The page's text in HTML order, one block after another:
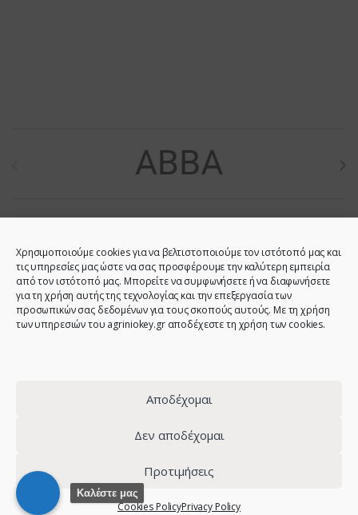
Χρησιμοποιούμε cookies για να βελτιστοποιούμε τον ιστότοπό μας και
τις υπηρεσίες μας ώστε να σας προσφέρουμε την καλύτερη εμπειρία
από τον ιστότοπό μας. Μπορείτε να συμφωνήσετε ή να διαφωνήσετε
για τη χρήση αυτής της τεχνολογίας και την επεξεργασία των
προσωπικών σας δεδομένων για τους σκοπούς αυτούς. Με τη χρήση
των υπηρεσιών του agriniokey.gr αποδέχεστε τη χρήση των cookies.
Αποδέχομαι
Δεν αποδέχομαι
Προτιμήσεις
Cookies PolicyPrivacy Policy
Do you have any question?
2641023001 -
6980907808
© 2021 - Agrinio Key - All Rights Reserved | Web design:
forge.com
Καλέστε μας